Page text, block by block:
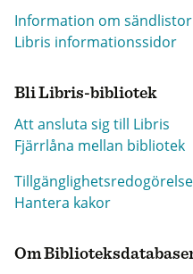
Information om sändlistor
Libris informationssidor
Bli Libris-bibliotek
Att ansluta sig till Libris
Fjärrlåna mellan bibliotek
Tillgänglighetsredogörelse
Hantera kakor
Om